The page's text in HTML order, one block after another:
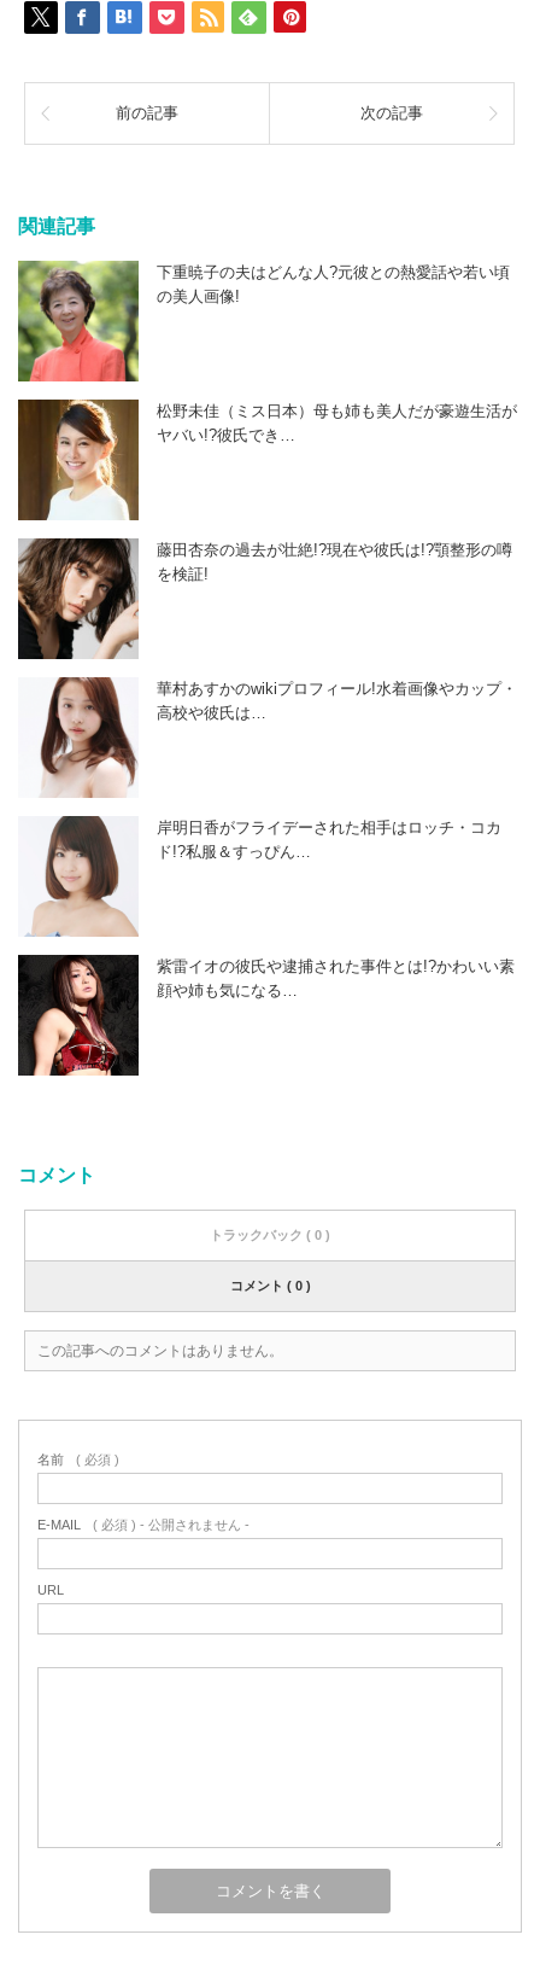
前の記事 次の記事
関連記事
下重暁子の夫はどんな人?元彼との熱愛話や若い頃
の美人画像!
松野未佳（ミス日本）母も姉も美人だが豪遊生活が
ヤバい!?彼氏でき…
藤田杏奈の過去が壮絶!?現在や彼氏は!?顎整形の噂
を検証!
華村あすかのwikiプロフィール!水着画像やカップ・
高校や彼氏は…
岸明日香がフライデーされた相手はロッチ・コカ
ド!?私服＆すっぴん…
紫雷イオの彼氏や逮捕された事件とは!?かわいい素
顔や姉も気になる…
コメント
トラックバック ( 0 )
コメント ( 0 )
この記事へのコメントはありません。
名前 ( 必須 )
E-MAIL ( 必須 ) - 公開されません -
URL